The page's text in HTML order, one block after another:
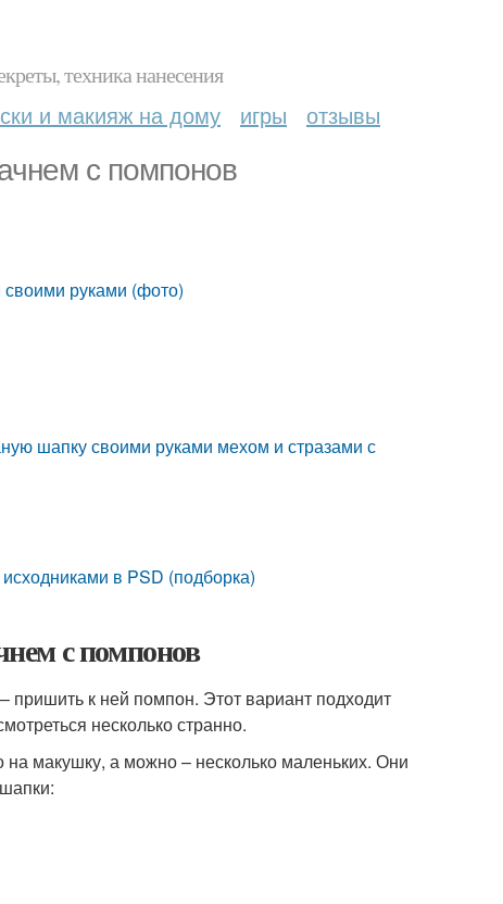
техника нанесения
и макияж на дому игры отзывы
с помпонов
своими руками (фото)
шапку своими руками мехом и стразами с
в PSD (подборка)
с помпонов
к ней помпон. Этот вариант подходит
несколько странно.
макушку, а можно – несколько маленьких. Они